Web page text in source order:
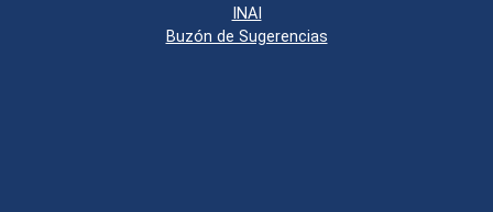
INAI
Buzón de Sugerencias